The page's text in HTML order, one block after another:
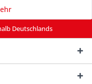
Deutschlands